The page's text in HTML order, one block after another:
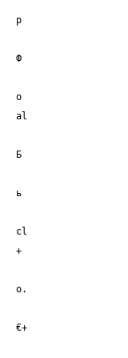
р
Ф
о
al
Б
ь
cl
+
о.
€+